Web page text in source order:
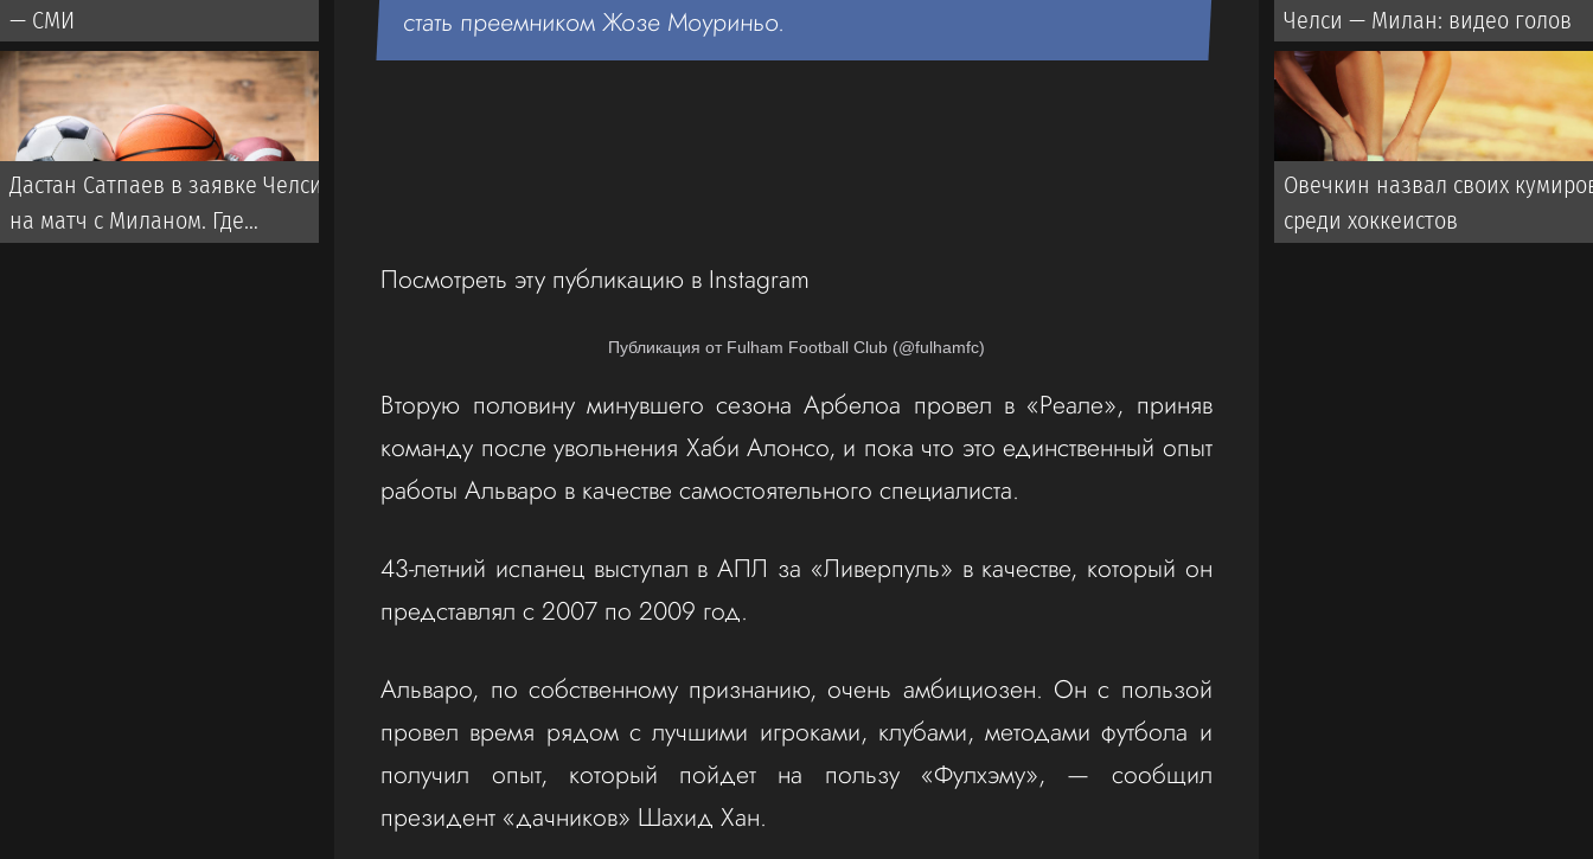
стать преемником Жозе Моуриньо.
Посмотреть эту публикацию в Instagram
Публикация от Fulham Football Club (@fulhamfc)
Вторую половину минувшего сезона Арбелоа провел в «Реале», приняв
команду после увольнения Хаби Алонсо, и пока что это единственный опыт
работы Альваро в качестве самостоятельного специалиста.
43-летний испанец выступал в АПЛ за «Ливерпуль» в качестве, который он
представлял с 2007 по 2009 год.
Альваро, по собственному признанию, очень амбициозен. Он с пользой
провел время рядом с лучшими игроками, клубами, методами футбола и
получил опыт, который пойдет на пользу «Фулхэму», — сообщил
президент «дачников» Шахид Хан.
— СМИ
Дастан Сатпаев в заявке Челси
на матч с Миланом. Где
Челси — Милан: видео голов
Овечкин назвал своих
среди хоккеистов